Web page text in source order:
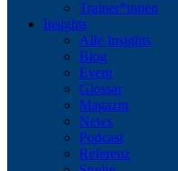
Trainer*innen
Insights
Alle Insights
Blog
Event
Glossar
Magazin
News
Podcast
Referenz